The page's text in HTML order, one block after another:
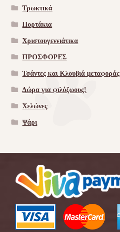
Τρωκτικά
Πορτάκια
Χριστουγεννιάτικα
ΠΡΟΣΦΟΡΕΣ
Τσάντες και Κλουβιά μεταφοράς
Δώρα για φιλόζωους!
Χελώνες
Ψάρι